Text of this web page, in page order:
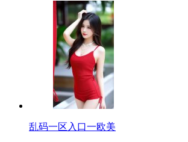
乱码一区入口一欧美